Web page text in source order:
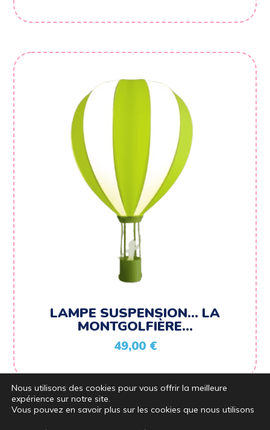
LAMPE SUSPENSION… LA
MONTGOLFIÈRE…
49,00 €
Nous utilisons des cookies pour vous offrir la meilleure
expérience sur notre site.
Vous pouvez en savoir plus sur les cookies que nous utilisons